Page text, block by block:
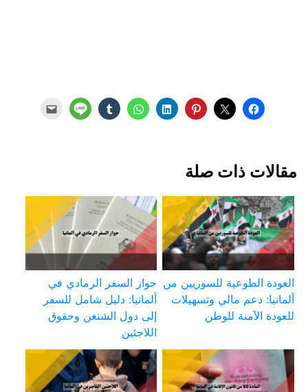
مقالات ذات صلة
العودة الطوعية للسوريين من
ألمانيا: دعم مالي وتسهيلات
للعودة الآمنة للوطن
جواز السفر الرمادي في
ألمانيا: دليل شامل للسفر
إلى دول الشنغن وحقوق
اللاجئين